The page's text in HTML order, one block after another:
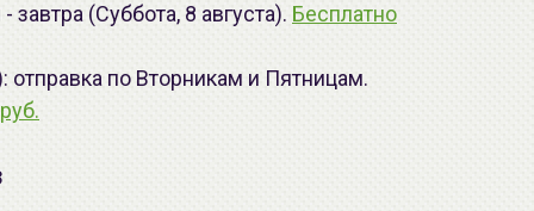
(Суббота, 8 августа). Бесплатно
отправка по Вторникам и Пятницам.